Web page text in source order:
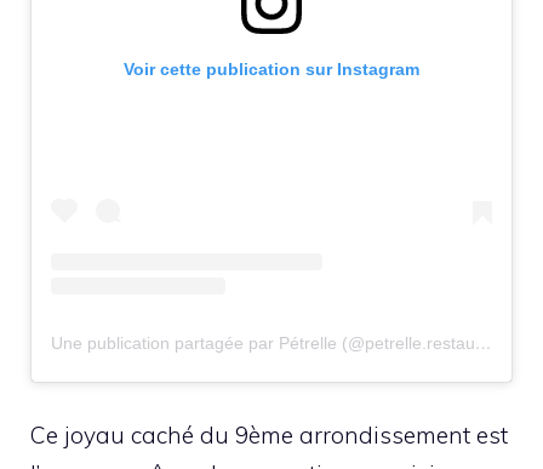
Voir cette publication sur Instagram
Une publication partagée par Pétrelle (@petrelle.restaurant)
Ce joyau caché du 9ème arrondissement est